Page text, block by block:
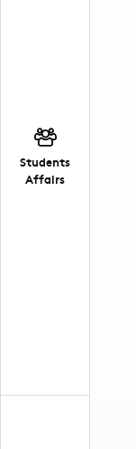
Students
Affairs